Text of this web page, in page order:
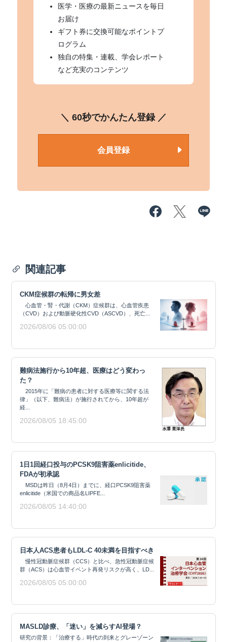
医学・医療の最新ニュースを毎日
お届け
ギフト券に交換可能なポイントプ
ログラム
独自の特集・連載、学会レポート
など充実のコンテンツ
＼ 60秒でかんたん登録 ／
会員登録
関連記事
CKM症候群の転帰に男女差
心血管・腎・代謝（CKM）症候群は、心血管疾患
（CVD）および動脈硬化性CVD（ASCVD）、死亡...
2026/08/06 05:00:00
難病法施行から10年超、医療はどう変わっ
た？
2015年に「難病の患者に対する医療等に関する法
律」（以下、難病法）が施行されてから、10年超が
経...
2026/08/05 18:45:00
1日1回経口投与のPCSK9阻害薬enlicitide、
FDAが初承認
MSDは昨日（8月4日）までに、経口PCSK9阻害薬
enlicitide（米国での商品名LIPFE...
2026/08/05 14:40:00
日本人ACS患者もLDL-C 40未満を目指すべき
慢性冠動脈症候群（CCS）と比べ、急性冠動脈症候
群（ACS）は心血管イベント再発リスクが高く、LD...
2026/08/05 05:00:00
MASLD診療、「迷い」を減らすAI登場？
研究の背景：「治療する」時代の到来とグレーゾーン